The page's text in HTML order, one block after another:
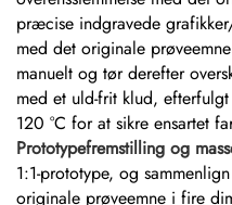
præcise indgravede
med det originale
manuelt og tør derefter
med et uld-frit klud,
120 °C for at sikre ensartet
Prototypefremstilling og
1:1-prototype, og
originale prøveemne i fire